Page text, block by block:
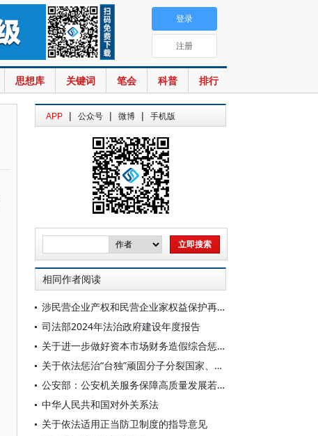
思想库 关键词 笔会 科普 排行
登录
注册
APP | 公众号 | 微博 | 手机版
相同作者阅读
涉民营企业产权和民营企业家权益保护再审典型案例
司法部2024年法治政府建设年度报告
关于进一步做好资本市场财务造假综合惩防工作的意见
关于依法惩治“台独”顽固分子分裂国家、煽动分裂国家犯罪的意见
公安部：公安机关服务保障高质量发展若干措施
中华人民共和国对外关系法
关于依法适用正当防卫制度的指导意见